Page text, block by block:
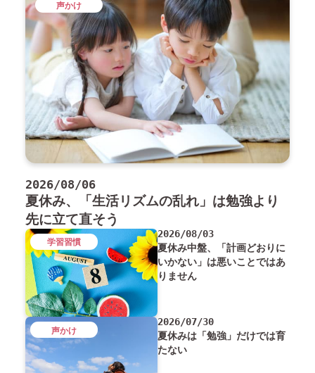
2026/08/06
夏休み、「生活リズムの乱れ」は勉強より
先に立て直そう
声かけ
2026/08/03
夏休み中盤、「計画どおりに
いかない」は悪いことではあ
りません
学習習慣
2026/07/30
夏休みは「勉強」だけでは育
たない
声かけ